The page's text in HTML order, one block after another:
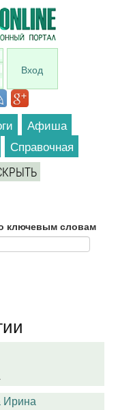
Вход
Афиша
Справочная
ключевым словам
Ирина